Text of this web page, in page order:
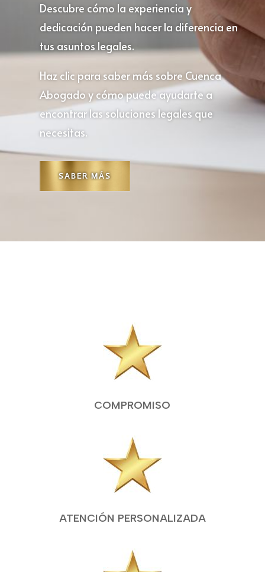
Descubre cómo la experiencia y
dedicación pueden hacer la diferencia en
tus asuntos legales.
Haz clic para saber más sobre Cuenca
Abogado y cómo puede ayudarte a
encontrar las soluciones legales que
necesitas.
SABER MÁS
COMPROMISO
ATENCIÓN PERSONALIZADA